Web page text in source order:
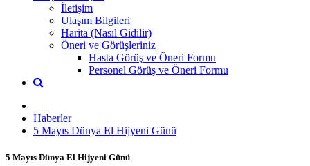
İletişim
Ulaşım Bilgileri
Harita (Nasıl Gidilir)
Öneri ve Görüşleriniz
Hasta Görüş ve Öneri Formu
Personel Görüş ve Öneri Formu
Haberler
5 Mayıs Dünya El Hijyeni Günü
5 Mayıs Dünya El Hijyeni Günü